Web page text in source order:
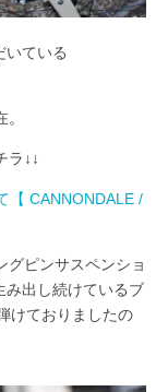
いている
ラ↓↓
【 CANNONDALE /
グピンサスペンショ
み出し続けているブ
けておりましたの